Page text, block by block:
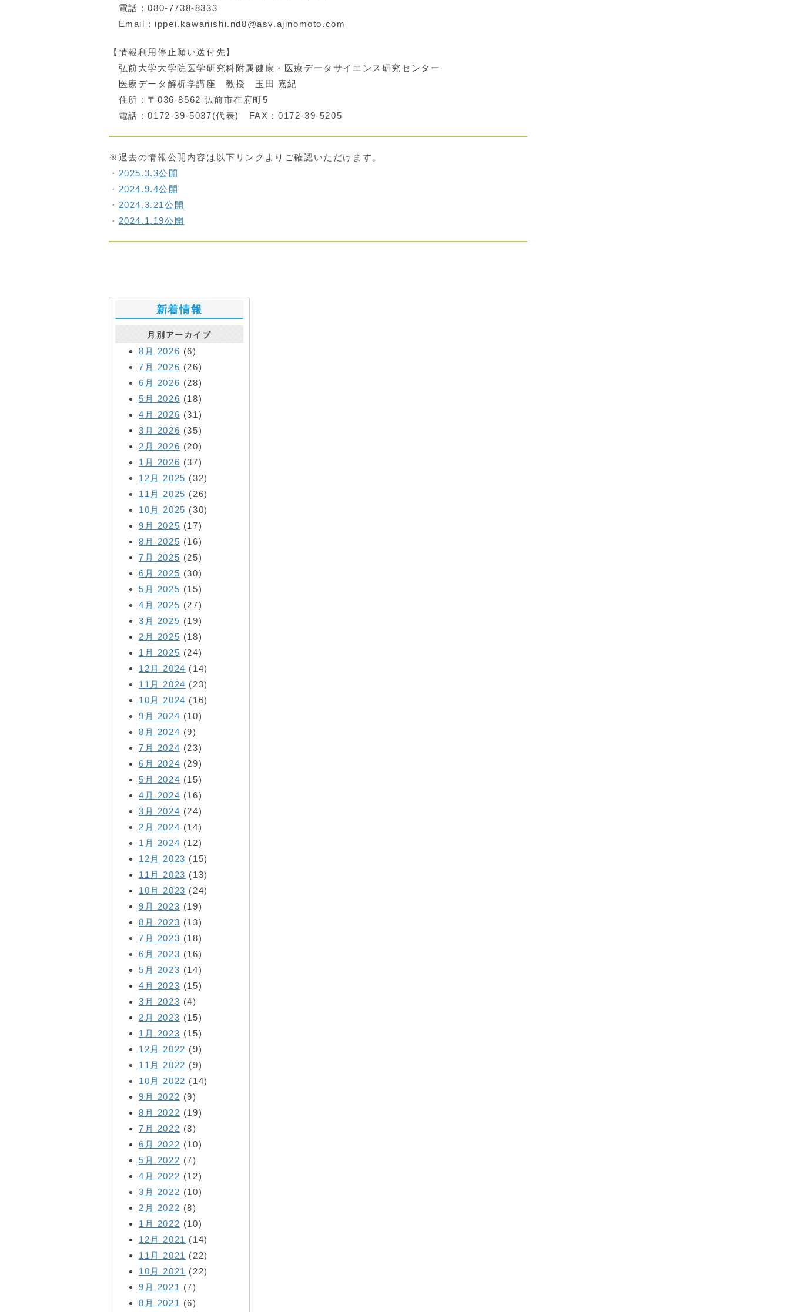
電話：080-7738-8333
Email：ippei.kawanishi.nd8@asv.ajinomoto.com
【情報利用停止願い送付先】
弘前大学大学院医学研究科附属健康・医療データサイエンス研究センター
医療データ解析学講座 教授 玉田 嘉紀
住所：〒036-8562 弘前市在府町5
電話：0172-39-5037(代表) FAX：0172-39-5205
※過去の情報公開内容は以下リンクよりご確認いただけます。
・ 2025.3.3公開
・ 2024.9.4公開
・ 2024.3.21公開
・ 2024.1.19公開
新着情報
月別アーカイブ
8月 2026 (6)
7月 2026 (26)
6月 2026 (28)
5月 2026 (18)
4月 2026 (31)
3月 2026 (35)
2月 2026 (20)
1月 2026 (37)
12月 2025 (32)
11月 2025 (26)
10月 2025 (30)
9月 2025 (17)
8月 2025 (16)
7月 2025 (25)
6月 2025 (30)
5月 2025 (15)
4月 2025 (27)
3月 2025 (19)
2月 2025 (18)
1月 2025 (24)
12月 2024 (14)
11月 2024 (23)
10月 2024 (16)
9月 2024 (10)
8月 2024 (9)
7月 2024 (23)
6月 2024 (29)
5月 2024 (15)
4月 2024 (16)
3月 2024 (24)
2月 2024 (14)
1月 2024 (12)
12月 2023 (15)
11月 2023 (13)
10月 2023 (24)
9月 2023 (19)
8月 2023 (13)
7月 2023 (18)
6月 2023 (16)
5月 2023 (14)
4月 2023 (15)
3月 2023 (4)
2月 2023 (15)
1月 2023 (15)
12月 2022 (9)
11月 2022 (9)
10月 2022 (14)
9月 2022 (9)
8月 2022 (19)
7月 2022 (8)
6月 2022 (10)
5月 2022 (7)
4月 2022 (12)
3月 2022 (10)
2月 2022 (8)
1月 2022 (10)
12月 2021 (14)
11月 2021 (22)
10月 2021 (22)
9月 2021 (7)
8月 2021 (6)